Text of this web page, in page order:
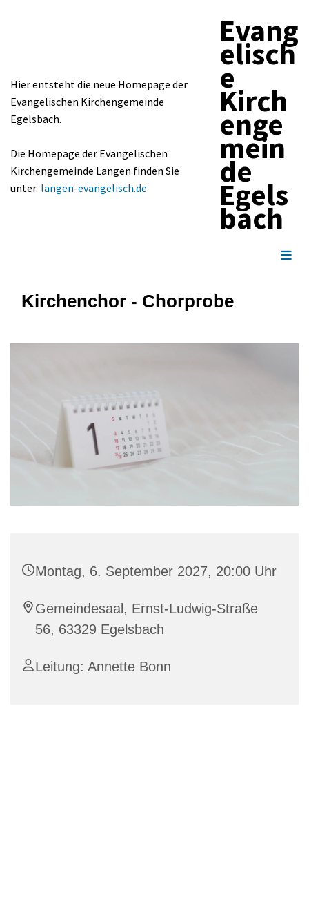
Hier entsteht die neue Homepage der
Evangelischen Kirchengemeinde
Egelsbach.
Die Homepage der Evangelischen
Kirchengemeinde Langen finden Sie
unter langen-evangelisch.de
Evang
elisch
e
Kirch
enge
mein
de
Egels
bach
Kirchenchor - Chorprobe
Montag, 6. September 2027, 20:00 Uhr
Gemeindesaal, Ernst-Ludwig-Straße
56, 63329 Egelsbach
Leitung: Annette Bonn